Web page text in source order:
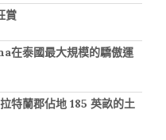
賞
泰國最大規模的驕傲運
蘭郡佔地 185 英畝的土